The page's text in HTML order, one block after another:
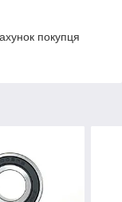
покупця